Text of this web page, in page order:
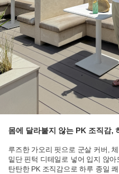
몸에 달라붙지 않는 PK 조직감,
루즈한 가오리 핏으로 군살 커버,
밑단 핀턱 디테일로 넣어 입지 않아
탄탄한 PK 조직감으로 하루 종일